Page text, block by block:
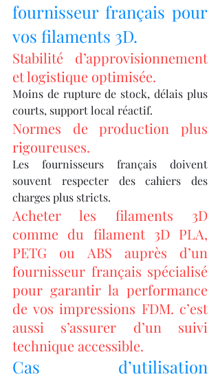
fournisseur français pour
vos filaments 3D.
Stabilité d’approvisionnement
et logistique optimisée.
Moins de rupture de stock, délais plus
courts, support local réactif.
Normes de production plus
rigoureuses.
Les fournisseurs français doivent
souvent respecter des cahiers des
charges plus stricts.
Acheter les filaments 3D
comme du filament 3D PLA,
PETG ou ABS auprès d’un
fournisseur français spécialisé
pour garantir la performance
de vos impressions FDM. c’est
aussi s’assurer d’un suivi
technique accessible.
Cas d’utilisation